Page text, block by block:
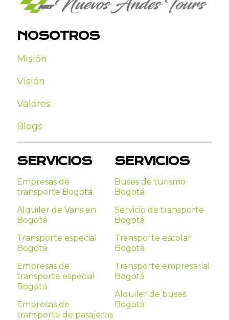
NOSOTROS
Misión
Visión
Valores
Blogs
SERVICIOS
Empresas de
transporte Bogotá
Alquiler de Vans en
Bogotá
Transporte especial
Bogotá
Empresas de
transporte especial
Bogotá
Empresas de
transporte de pasajeros
SERVICIOS
Buses de turismo
Bogotá
Servicio de transporte
Bogotá
Transporte escolar
Bogotá
Transporte empresarial
Bogotá
Alquiler de buses
Bogotá